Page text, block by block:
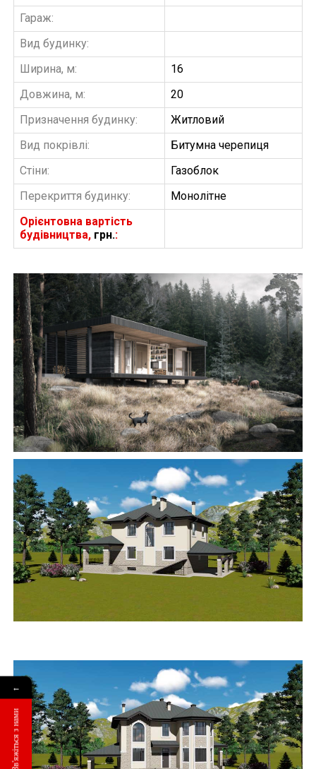
Гараж:
Вид будинку:
Ширина, м:
16
Довжина, м:
20
Призначення будинку:
Житловий
Вид покрівлі:
Битумна черепиця
Стіни:
Газоблок
Перекриття будинку:
Монолітне
Орієнтовна вартість
будівництва, грн.:
БУДІВНИЦТВО БУДИНКІВ
З
АББ”ТВІЙ ПРОЕКТ”
Замовити будівництво
←
Зв'яжіться з нами